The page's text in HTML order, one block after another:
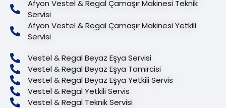
Afyon Vestel & Regal Çamaşır Makinesi Teknik
Servisi
Afyon Vestel & Regal Çamaşır Makinesi Yetkili
Servisi
Vestel & Regal Beyaz Eşya Servisi
Vestel & Regal Beyaz Eşya Tamircisi
Vestel & Regal Beyaz Eşya Yetkili Servis
Vestel & Regal Yetkili Servis
Vestel & Regal Teknik Servisi